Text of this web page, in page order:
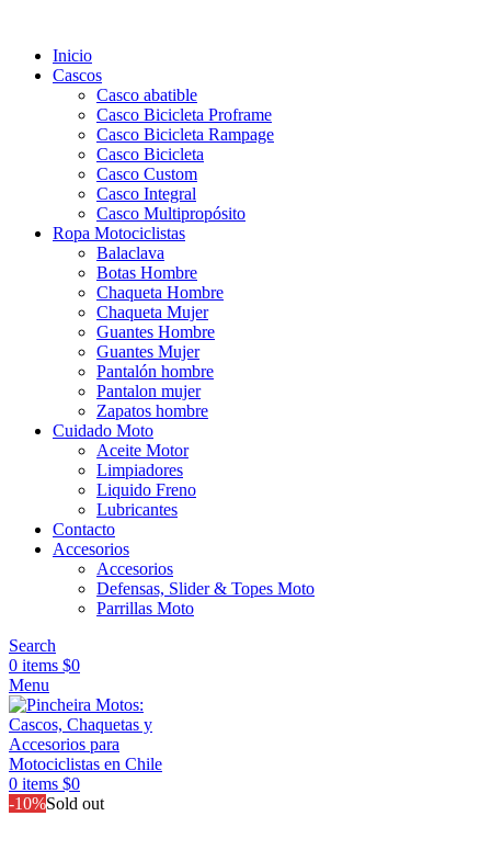
Inicio
Cascos
Casco abatible
Casco Bicicleta Proframe
Casco Bicicleta Rampage
Casco Bicicleta
Casco Custom
Casco Integral
Casco Multipropósito
Ropa Motociclistas
Balaclava
Botas Hombre
Chaqueta Hombre
Chaqueta Mujer
Guantes Hombre
Guantes Mujer
Pantalón hombre
Pantalon mujer
Zapatos hombre
Cuidado Moto
Aceite Motor
Limpiadores
Liquido Freno
Lubricantes
Contacto
Accesorios
Accesorios
Defensas, Slider & Topes Moto
Parrillas Moto
Search
0 items $0
Menu
0 items $0
-10%Sold out